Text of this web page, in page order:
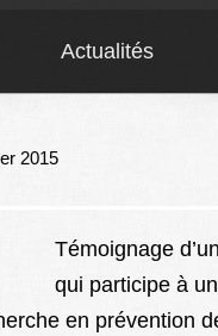
Actualités
2015
Témoignage
qui participe à
en prévention